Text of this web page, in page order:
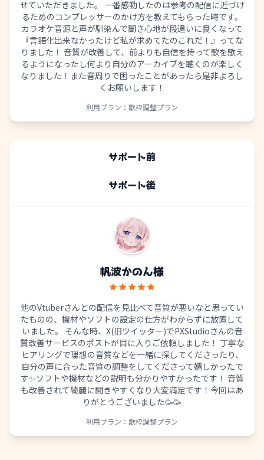
せていただきました。 一番感動したのは参考の配信に近づけ
るためのコンプレッサーのかけ方を教えてもらった時です。
カラオケ音源と声が馴染んで聞き心地が段違いに良くなって
『言語化出来なかったけど私が求めてたのこれだ！』ってな
りました！ 音質が改善して、前よりも自信を持って歌を歌え
るようになったし何より自分のアーカイブを聴くのが楽しく
なりました！また音周りで困ったことがあったら是非よろし
くお願いします！
利用プラン： 歌枠調整プラン
サポート前
サポート後
帆波かのん様
他のVtuberさんとの配信を見比べて音質が悪いなと思ってい
たものの、機材やソフトの設定の仕方がわからずに放置して
いました。 そんな時、X(旧ツイッター)でPXStudioさんの音
質改善サービスのポストが目に入りご依頼しました！ 丁寧な
ヒアリングで理想の音質などを一緒に探してくださったり、
自分の声に合った音質の調整をしてくださって嬉しかったで
す✨️ソフトや機材などの説明も分かりやすかったです！ 音質
も改善されて綺麗に聞きやすくなり大変満足です！今回はあ
りがとうございました🥳🥳
利用プラン： 歌枠調整プラン